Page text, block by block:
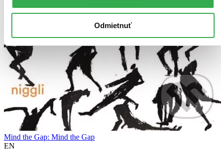
Odmietnuť
Mind the Gap: Mind the Gap
EN